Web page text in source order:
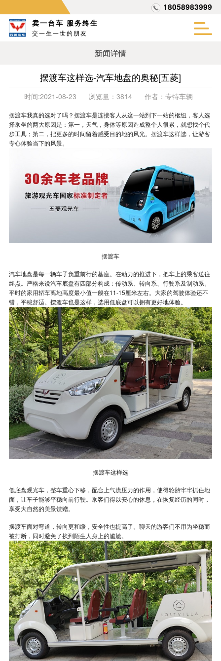
18058983999
卖一台车 服务终生
交一生一世的朋友
新闻详情
摆渡车这样选-汽车地盘的奥秘[五菱]
时间:2021-08-23 浏览量： 3814 作者： 专特车辆
摆渡车我真的选对了吗？摆渡车是连接客人从这一站到下一站的枢纽，客人选
择乘坐的两大原因是：第一，天气，身体等原因造成整个人很累，就想找个代
步工具；第二，把更多的时间留着感受目的地的风光。 摆渡车这样选，让游客
专心体验当下的风景。
摆渡车
汽车地盘是每一辆车子负重前行的基座。在动力的推进下，把车上的乘客送往
终点。严格来说汽车底盘有四部分构成：传动系、转向系、行驶系及制动系。
平时的家用轿车离地高度最小值一般在11-15厘米左右。大家的驾驶体验还不
错，平稳舒适。摆渡车也是这样，选用低底盘可以拥有更好地体验。
摆渡车这样选
低底盘观光车，整车重心下移，配合上气流压力的作用，使得轮胎牢牢抓住地
面，让车子能够平稳向前行驶。乘客们得以安心的休息，在恢复经历的同时，
享受大自然的美景馈赠。
摆渡车面对弯道，转向更和缓，安全性也提高了。聊天的游客们不用为坐稳而
被打断，同时避免了挨到陌生人身上的尴尬。